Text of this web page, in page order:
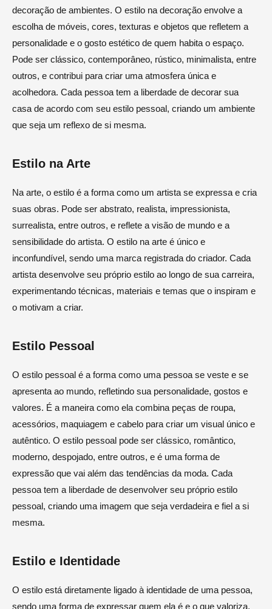
decoração de ambientes. O estilo na decoração envolve a
escolha de móveis, cores, texturas e objetos que refletem a
personalidade e o gosto estético de quem habita o espaço.
Pode ser clássico, contemporâneo, rústico, minimalista, entre
outros, e contribui para criar uma atmosfera única e
acolhedora. Cada pessoa tem a liberdade de decorar sua
casa de acordo com seu estilo pessoal, criando um ambiente
que seja um reflexo de si mesma.
Estilo na Arte
Na arte, o estilo é a forma como um artista se expressa e cria
suas obras. Pode ser abstrato, realista, impressionista,
surrealista, entre outros, e reflete a visão de mundo e a
sensibilidade do artista. O estilo na arte é único e
inconfundível, sendo uma marca registrada do criador. Cada
artista desenvolve seu próprio estilo ao longo de sua carreira,
experimentando técnicas, materiais e temas que o inspiram e
o motivam a criar.
Estilo Pessoal
O estilo pessoal é a forma como uma pessoa se veste e se
apresenta ao mundo, refletindo sua personalidade, gostos e
valores. É a maneira como ela combina peças de roupa,
acessórios, maquiagem e cabelo para criar um visual único e
autêntico. O estilo pessoal pode ser clássico, romântico,
moderno, despojado, entre outros, e é uma forma de
expressão que vai além das tendências da moda. Cada
pessoa tem a liberdade de desenvolver seu próprio estilo
pessoal, criando uma imagem que seja verdadeira e fiel a si
mesma.
Estilo e Identidade
O estilo está diretamente ligado à identidade de uma pessoa,
sendo uma forma de expressar quem ela é e o que valoriza.